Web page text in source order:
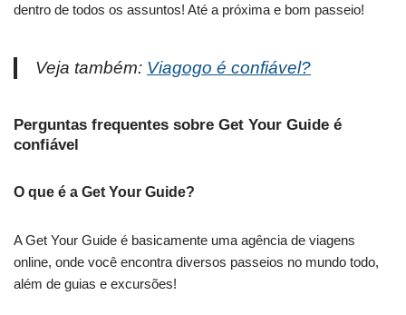
dentro de todos os assuntos! Até a próxima e bom passeio!
Veja também: Viagogo é confiável?
Perguntas frequentes sobre Get Your Guide é
confiável
O que é a Get Your Guide?
A Get Your Guide é basicamente uma agência de viagens
online, onde você encontra diversos passeios no mundo todo,
além de guias e excursões!